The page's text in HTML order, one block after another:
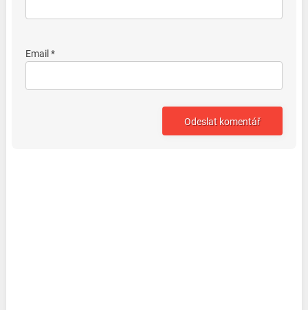
Email *